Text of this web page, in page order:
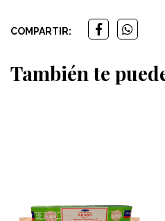
COMPARTIR:
También te